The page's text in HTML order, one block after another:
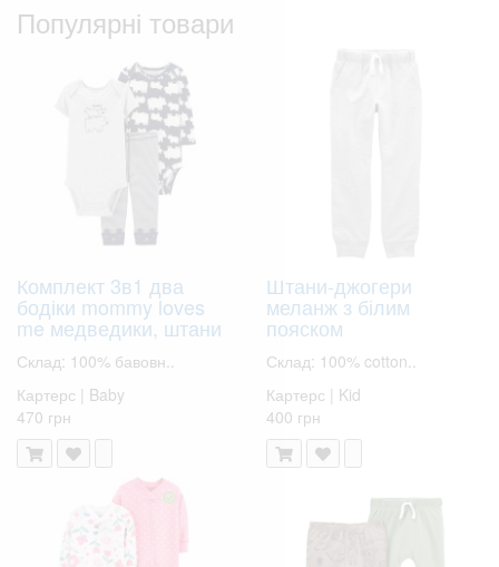
Популярні товари
Комплект 3в1 два
бодіки mommy loves
me медведики, штани
Склад: 100% бавовн..
Картерс | Baby
470 грн
Штани-джогери
меланж з білим
пояском
Склад: 100% cotton..
Картерс | Kid
400 грн